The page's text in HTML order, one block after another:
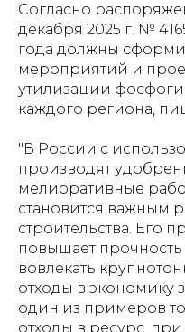
Согласно
декабря 2025 г. №
года должны
мероприятий и
утилизации
каждого региона,
"В России с
производят
мелиоративные
становится важным
строительства. Его
повышает
вовлекать
отходы в экономику
один из примеров
отходы в ресурс,